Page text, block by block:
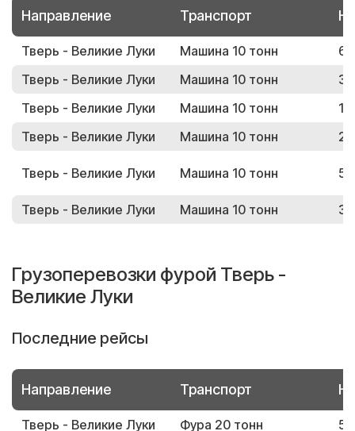
Направление Транспорт
Тверь - Великие Луки Машина 10 тонн
Тверь - Великие Луки
Машина 10 тонн
Тверь - Великие Луки
Машина 10 тонн
Тверь - Великие Луки
Машина 10 тонн
Тверь - Великие Луки Машина 10 тонн
Тверь - Великие Луки Машина 10 тонн
Грузоперевозки фурой Тверь -
Великие Луки
Последние рейсы
Направление Транспорт
Тверь - Великие Луки Фура 20 тонн